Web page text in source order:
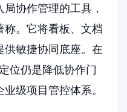
协作管理的工具，
。它将看板、文档
供敏捷协同底座。在
位仍是降低协作门
级项目管控体系。